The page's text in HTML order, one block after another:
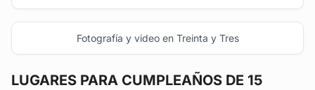
Fotografía y video en Treinta y Tres
LUGARES PARA CUMPLEAÑOS DE 15